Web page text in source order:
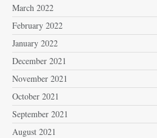
March 2022
February 2022
January 2022
December 2021
November 2021
October 2021
September 2021
August 2021